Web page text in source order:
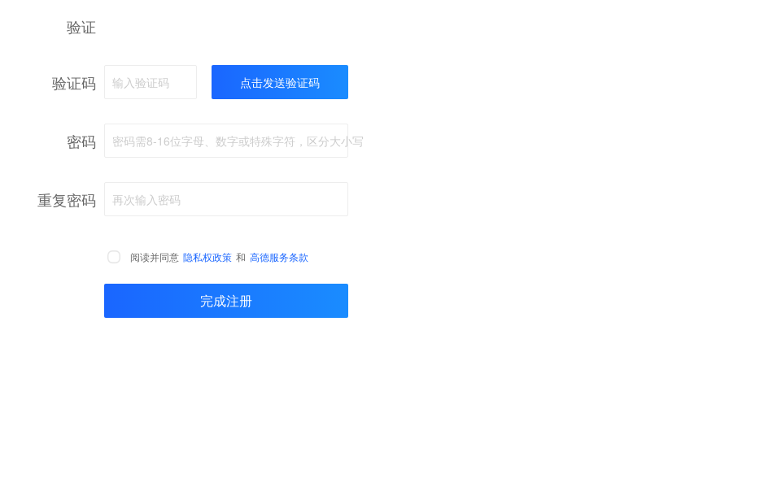
验证
验证码 输入验证码
密码 密码需8-16位字母、数字或特殊字符，区分大小写
重复密码 再次输入密码
阅读并同意 隐私权政策 和 高德服务条款